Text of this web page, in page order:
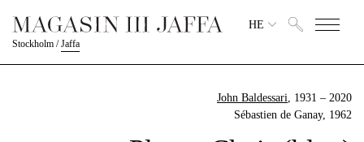
Stockholm /Jaffa
HE
John Baldessari, 1931 – 2020
Sébastien de Ganay, 1962